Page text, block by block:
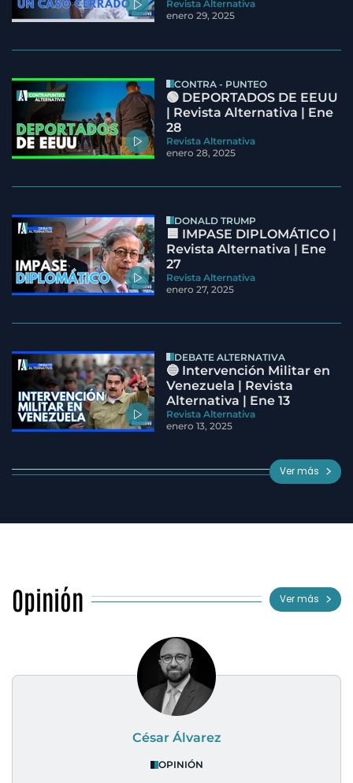
Revista Alternativa
enero 29, 2025
CONTRA - PUNTEO
🟢 DEPORTADOS DE EEUU
| Revista Alternativa | Ene
28
Revista Alternativa
enero 28, 2025
DONALD TRUMP
🟦 IMPASE DIPLOMÁTICO |
Revista Alternativa | Ene
27
Revista Alternativa
enero 27, 2025
DEBATE ALTERNATIVA
🔵 Intervención Militar en
Venezuela | Revista
Alternativa | Ene 13
Revista Alternativa
enero 13, 2025
Ver más
Opinión Ver más
César Álvarez
OPINIÓN